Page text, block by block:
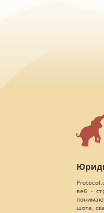
веб -
шота,